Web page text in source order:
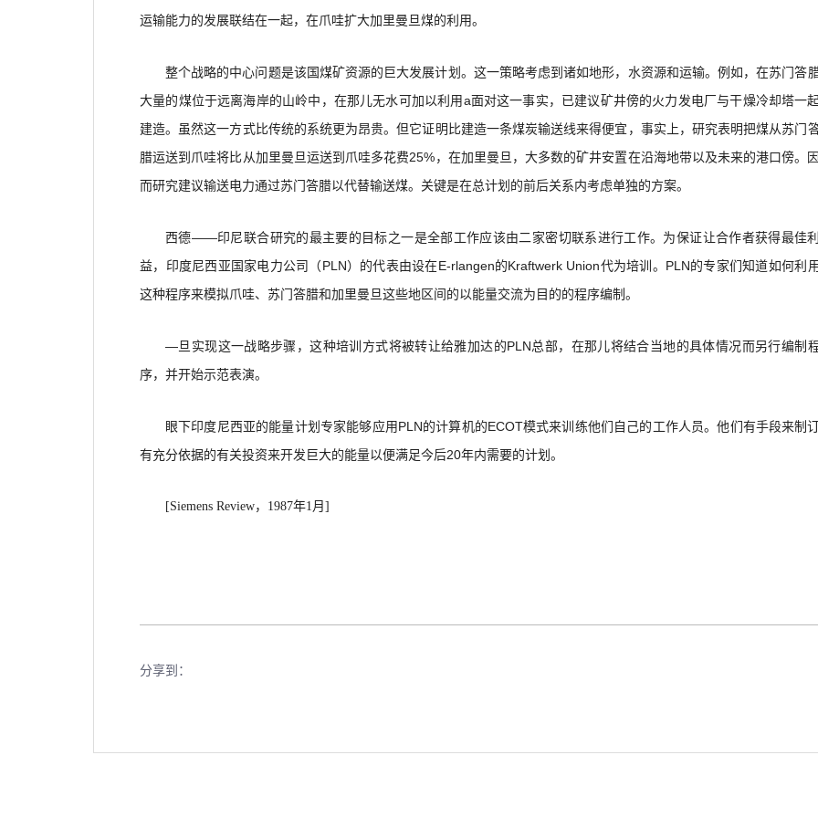
运输能力的发展联结在一起，在爪哇扩大加里曼旦煤的利用。
整个战略的中心问题是该国煤矿资源的巨大发展计划。这一策略考虑到诸如地形，水资源和运输。例如，在苏门答
大量的煤位于远离海岸的山岭中，在那儿无水可加以利用a面对这一事实，已建议矿井傍的火力发电厂与干燥冷却塔一
建造。虽然这一方式比传统的系统更为昂贵。但它证明比建造一条煤炭输送线来得便宜，事实上，研究表明把煤从苏门
腊运送到爪哇将比从加里曼旦运送到爪哇多花费25%，在加里曼旦，大多数的矿井安置在沿海地带以及未来的港口傍。因
而研究建议输送电力通过苏门答腊以代替输送煤。关键是在总计划的前后关系内考虑单独的方案。
西德——印尼联合研究的最主要的目标之一是全部工作应该由二家密切联系进行工作。为保证让合作者获得最佳利
益，印度尼西亚国家电力公司（PLN）的代表由设在E-rlangen的Kraftwerk Union代为培训。PLN的专家们知道如何利用
这种程序来模拟爪哇、苏门答腊和加里曼旦这些地区间的以能量交流为目的的程序编制。
—旦实现这一战略步骤，这种培训方式将被转让给雅加达的PLN总部，在那儿将结合当地的具体情况而另行编制
序，并开始示范表演。
眼下印度尼西亚的能量计划专家能够应用PLN的计算机的ECOT模式来训练他们自己的工作人员。他们有手段来制
有充分依据的有关投资来开发巨大的能量以便满足今后20年内需要的计划。
[Siemens Review，1987年1月]
分享到：